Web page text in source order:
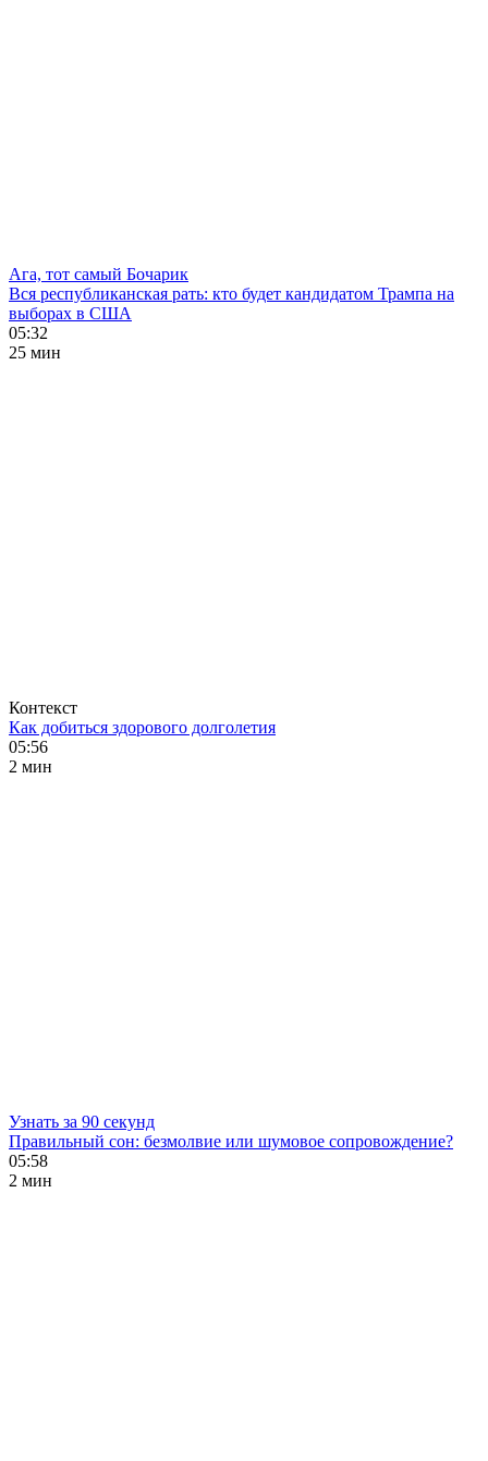
Ага, тот самый Бочарик
Вся республиканская рать: кто будет кандидатом Трампа на
выборах в США
05:32
25 мин
Контекст
Как добиться здорового долголетия
05:56
2 мин
Узнать за 90 секунд
Правильный сон: безмолвие или шумовое сопровождение?
05:58
2 мин